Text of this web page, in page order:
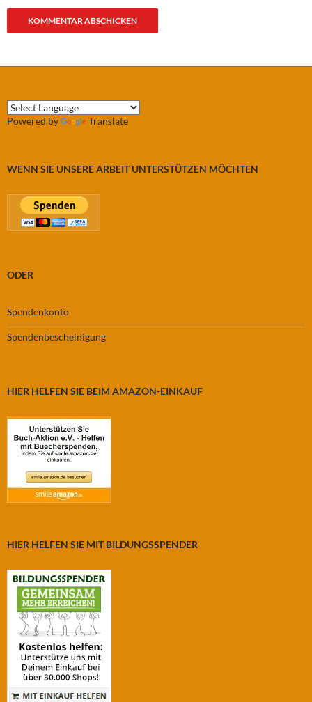
Powered by Translate
WENN SIE UNSERE ARBEIT UNTERSTÜTZEN MÖCHTEN
ODER
Spendenkonto
Spendenbescheinigung
HIER HELFEN SIE BEIM AMAZON-EINKAUF
HIER HELFEN SIE MIT BILDUNGSSPENDER